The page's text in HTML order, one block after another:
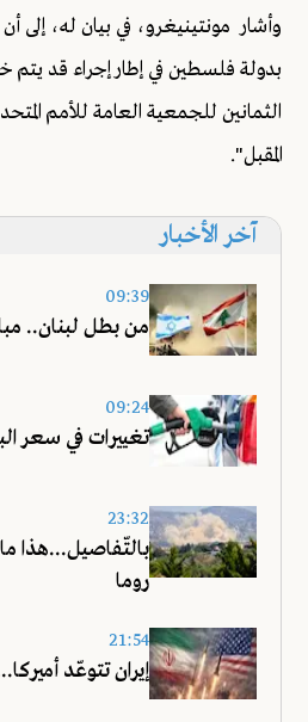
وأشار مونتينيغرو، في بيان له، إلى
بدولة فلسطين في إطار إجراء قد يتم
الثمانين للجمعية العامة للأمم
المقبل".
آخر الأخبار
09:39
من بطل لبنان..
09:24
تغييرات في سعر
23:32
بالتّفاصيل...هذا
روما
21:54
إيران تتوعّد